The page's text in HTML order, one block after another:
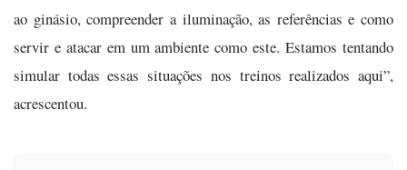
ao ginásio, compreender a iluminação, as referências e como
servir e atacar em um ambiente como este. Estamos tentando
simular todas essas situações nos treinos realizados aqui”,
acrescentou.